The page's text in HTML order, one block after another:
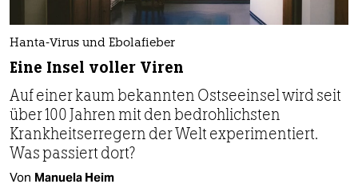
Hanta-Virus und Ebolafieber
Eine Insel voller Viren
Auf einer kaum bekannten Ostseeinsel wird seit
über 100 Jahren mit den bedrohlichsten
Krankheitserregern der Welt experimentiert.
Was passiert dort?
Von Manuela Heim